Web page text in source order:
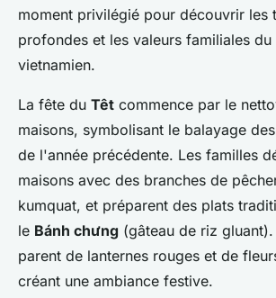
moment privilégié pour découvrir les
profondes et les valeurs familiales du
vietnamien.
La fête du Têt commence par le
maisons, symbolisant le balayage
de l'année précédente. Les familles
maisons avec des branches de
kumquat, et préparent des plats
le Bánh chưng (gâteau de riz
parent de lanternes rouges et de
créant une ambiance festive.